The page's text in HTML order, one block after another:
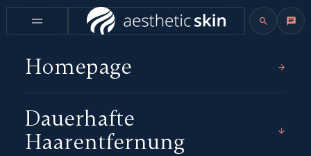
Homepage
Dauerhafte
Haarentfernung